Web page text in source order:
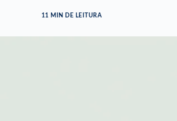
11 MIN DE LEITURA